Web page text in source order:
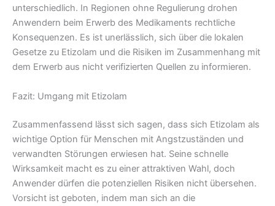
unterschiedlich. In Regionen ohne Regulierung drohen
Anwendern beim Erwerb des Medikaments rechtliche
Konsequenzen. Es ist unerlässlich, sich über die lokalen
Gesetze zu Etizolam und die Risiken im Zusammenhang mit
dem Erwerb aus nicht verifizierten Quellen zu informieren.
Fazit: Umgang mit Etizolam
Zusammenfassend lässt sich sagen, dass sich Etizolam als
wichtige Option für Menschen mit Angstzuständen und
verwandten Störungen erwiesen hat. Seine schnelle
Wirksamkeit macht es zu einer attraktiven Wahl, doch
Anwender dürfen die potenziellen Risiken nicht übersehen.
Vorsicht ist geboten, indem man sich an die